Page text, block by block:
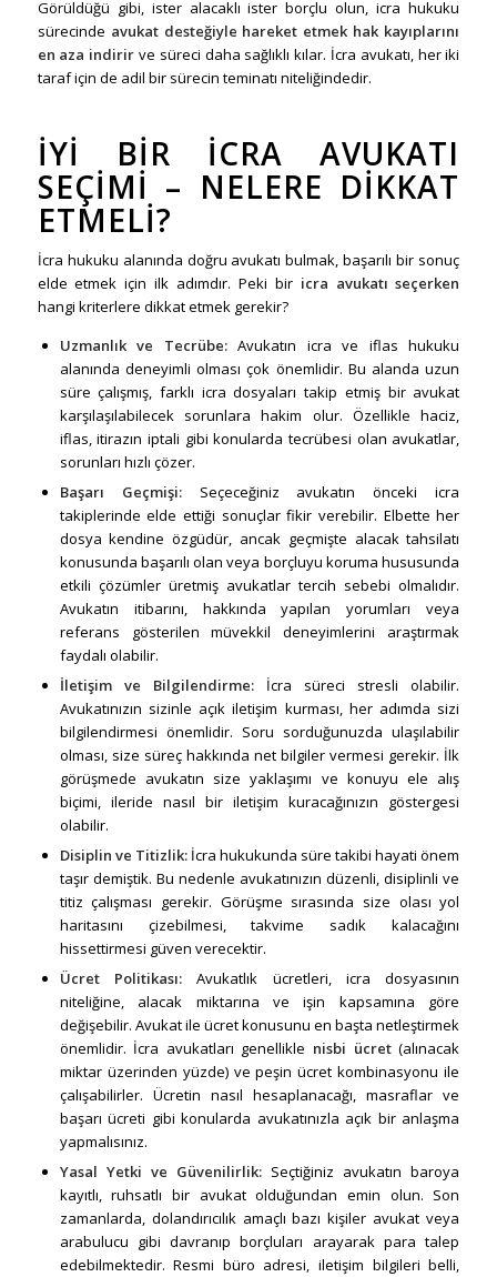
Görüldüğü gibi, ister alacaklı ister borçlu olun, icra hukuku
sürecinde avukat desteğiyle hareket etmek hak kayıplarını
en aza indirir ve süreci daha sağlıklı kılar. İcra avukatı, her iki
taraf için de adil bir sürecin teminatı niteliğindedir.
İYI BIR İCRA AVUKATI
SEÇIMI – NELERE DIKKAT
ETMELI?
İcra hukuku alanında doğru avukatı bulmak, başarılı bir sonuç
elde etmek için ilk adımdır. Peki bir icra avukatı seçerken
hangi kriterlere dikkat etmek gerekir?
Uzmanlık ve Tecrübe:Avukatın icra ve iflas hukuku
alanında deneyimli olması çok önemlidir. Bu alanda uzun
süre çalışmış, farklı icra dosyaları takip etmiş bir avukat
karşılaşılabilecek sorunlara hakim olur. Özellikle haciz,
iflas, itirazın iptali gibi konularda tecrübesi olan avukatlar,
sorunları hızlı çözer.
Başarı Geçmişi:Seçeceğiniz avukatın önceki icra
takiplerinde elde ettiği sonuçlar fikir verebilir. Elbette her
dosya kendine özgüdür, ancak geçmişte alacak tahsilatı
konusunda başarılı olan veya borçluyu koruma hususunda
etkili çözümler üretmiş avukatlar tercih sebebi olmalıdır.
Avukatın itibarını, hakkında yapılan yorumları veya
referans gösterilen müvekkil deneyimlerini araştırmak
faydalı olabilir.
İletişim ve Bilgilendirme:İcra süreci stresli olabilir.
Avukatınızın sizinle açık iletişim kurması, her adımda sizi
bilgilendirmesi önemlidir. Soru sorduğunuzda ulaşılabilir
olması, size süreç hakkında net bilgiler vermesi gerekir. İlk
görüşmede avukatın size yaklaşımı ve konuyu ele alış
biçimi, ileride nasıl bir iletişim kuracağınızın göstergesi
olabilir.
Disiplin ve Titizlik:İcra hukukunda süre takibi hayati önem
taşır demiştik. Bu nedenle avukatınızın düzenli, disiplinli ve
titiz çalışması gerekir. Görüşme sırasında size olası yol
haritasını çizebilmesi, takvime sadık kalacağını
hissettirmesi güven verecektir.
Ücret Politikası:Avukatlık ücretleri, icra dosyasının
niteliğine, alacak miktarına ve işin kapsamına göre
değişebilir. Avukat ile ücret konusunu en başta netleştirmek
önemlidir. İcra avukatları genellikle nisbi ücret(alınacak
miktar üzerinden yüzde) ve peşin ücret kombinasyonu ile
çalışabilirler. Ücretin nasıl hesaplanacağı, masraflar ve
başarı ücreti gibi konularda avukatınızla açık bir anlaşma
yapmalısınız.
Yasal Yetki ve Güvenilirlik: Seçtiğiniz avukatın baroya
kayıtlı, ruhsatlı bir avukat olduğundan emin olun. Son
zamanlarda, dolandırıcılık amaçlı bazı kişiler avukat veya
arabulucu gibi davranıp borçluları arayarak para talep
edebilmektedir. Resmi büro adresi, iletişim bilgileri belli,